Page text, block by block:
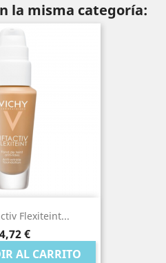
la misma categoría:
Flexiteint...
€
AL CARRITO